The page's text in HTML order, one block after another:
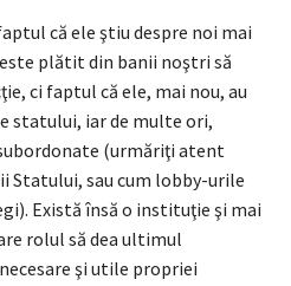
că ele ştiu despre noi mai
plătit din banii noştri să
ci faptul că ele, mai nou, au
statului, iar de multe ori,
(urmăriţi atent
Statului, sau cum lobby-urile
Există însă o instituţie şi mai
rolul să dea ultimul
şi utile propriei